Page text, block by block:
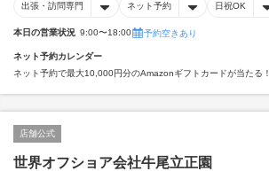
出張・訪問専門 ネット予約 日祝OK
本日の営業状況 9:00〜18:00 予約空きあり
ネット予約カレンダー
ネット予約で最大10,000円分のAmazonギフトカードが当たる！
店舗公式
世界オフショア会社牛尾立正園